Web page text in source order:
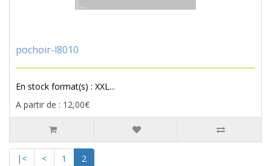
pochoir-l8010
En stock format(s) : XXL...
A partir de : 12,00€
|< < 1
2